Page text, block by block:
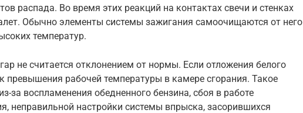
распада. Во время этих реакций на контактах свечи и стенках
Обычно элементы системы зажигания самоочищаются от него
температур.
не считается отклонением от нормы. Если отложения белого
превышения рабочей температуры в камере сгорания. Такое
за воспламенения обедненного бензина, сбоя в работе
неправильной настройки системы впрыска, засорившихся